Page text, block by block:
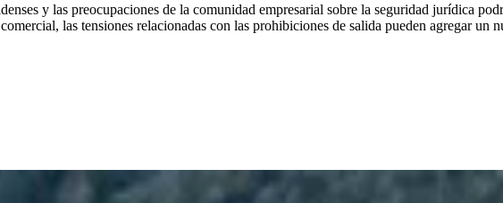
y las preocupaciones de la comunidad empresarial sobre la seguridad jurídica
las tensiones relacionadas con las prohibiciones de salida pueden agregar un